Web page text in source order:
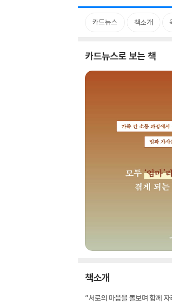
카드뉴스 책소개
카드뉴스로 보는 책
책소개
“서로의 마음을 돌보며 함께